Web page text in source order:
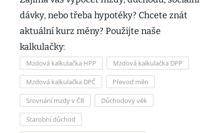
dávky, nebo třeba hypotéky? Chcete znát
aktuální kurz měny? Použijte naše
kalkulačky:
Mzdová kalkulačka HPP Mzdová kalkulačka DPP
Mzdová kalkulačka DPČ Převod měn
Srovnání mzdy v ČR Důchodový věk
Starobní důchod